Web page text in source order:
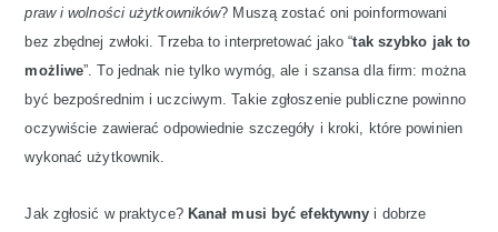
praw i wolności użytkowników? Muszą zostać oni poinformowani
bez zbędnej zwłoki. Trzeba to interpretować jako “tak szybko jak to
możliwe”. To jednak nie tylko wymóg, ale i szansa dla firm: można
być bezpośrednim i uczciwym. Takie zgłoszenie publiczne powinno
oczywiście zawierać odpowiednie szczegóły i kroki, które powinien
wykonać użytkownik.
Jak zgłosić w praktyce? Kanał musi być efektywny i dobrze